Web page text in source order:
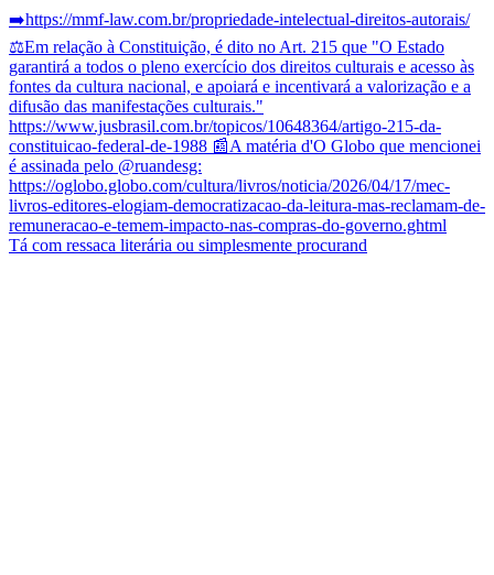
Tá com ressaca literária ou simplesmente procurand